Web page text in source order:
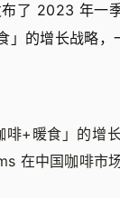
了 2023 年一
」的增长战略
+暖食」的增
在中国咖啡市场